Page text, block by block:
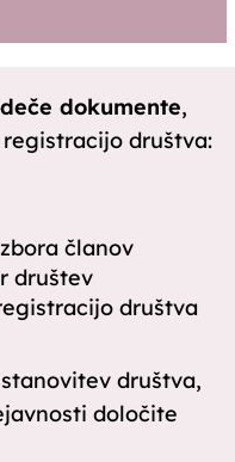
dokumente,
društva:
članov
društev
društva
društva,
določite